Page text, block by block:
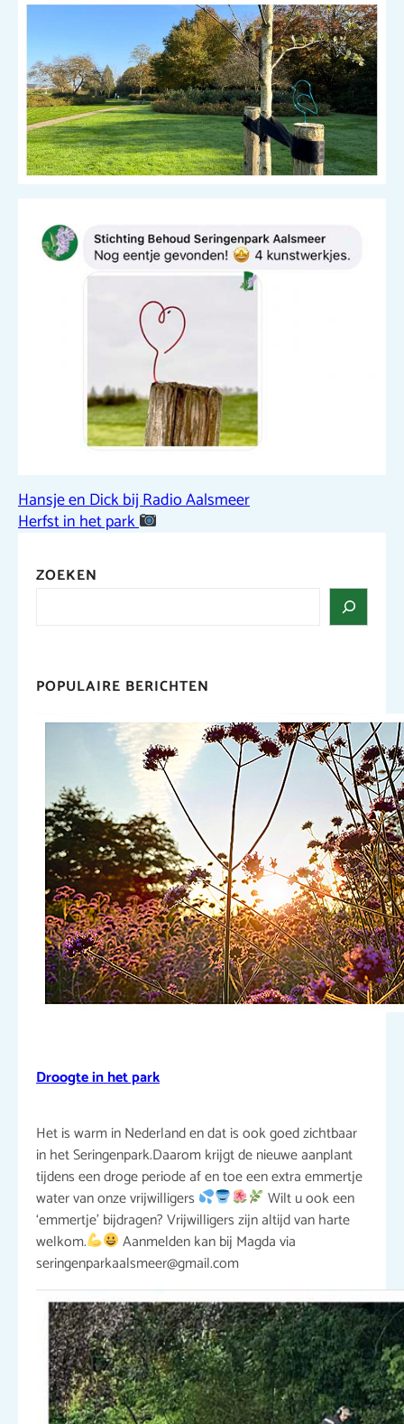
Hansje en Dick bij Radio Aalsmeer
Herfst in het park
ZOEKEN
POPULAIRE BERICHTEN
Droogte in het park
Het is warm in Nederland en dat is ook goed zichtbaar
in het Seringenpark.Daarom krijgt de nieuwe aanplant
tijdens een droge periode af en toe een extra emmertje
water van onze vrijwilligers
Wilt u ook een
‘emmertje’ bijdragen? Vrijwilligers zijn altijd van harte
welkom.
Aanmelden kan bij Magda via
seringenparkaalsmeer@gmail.com